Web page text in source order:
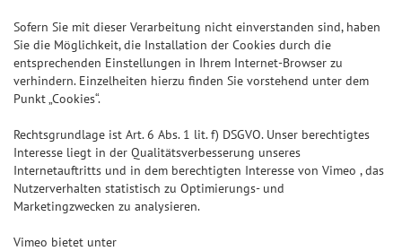
Sofern Sie mit dieser Verarbeitung nicht einverstanden sind, haben
Sie die Möglichkeit, die Installation der Cookies durch die
entsprechenden Einstellungen in Ihrem Internet-Browser zu
verhindern. Einzelheiten hierzu finden Sie vorstehend unter dem
Punkt „Cookies“.
Rechtsgrundlage ist Art. 6 Abs. 1 lit. f) DSGVO. Unser berechtigtes
Interesse liegt in der Qualitätsverbesserung unseres
Internetauftritts und in dem berechtigten Interesse von Vimeo , das
Nutzerverhalten statistisch zu Optimierungs- und
Marketingzwecken zu analysieren.
Vimeo bietet unter